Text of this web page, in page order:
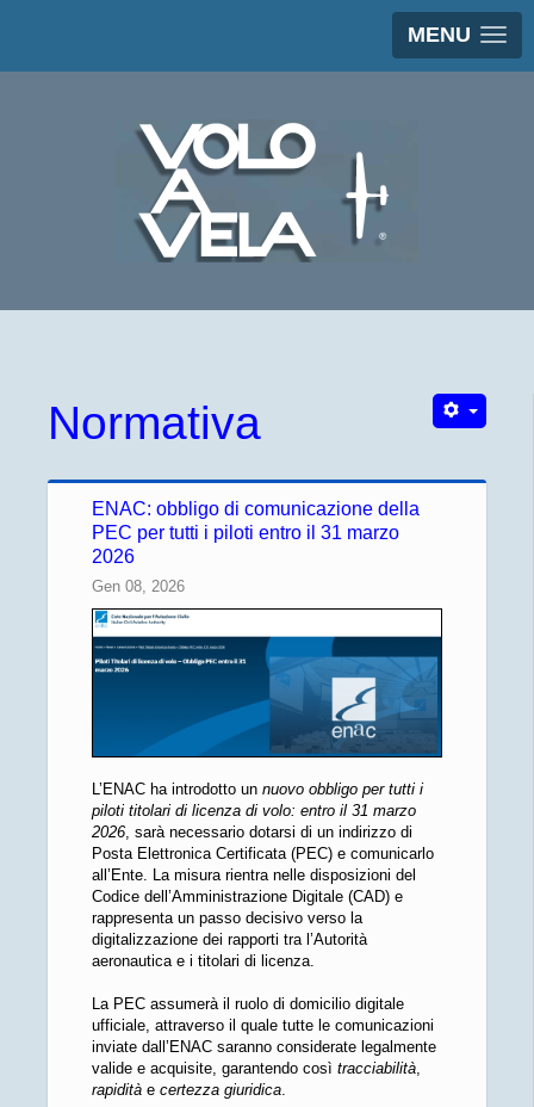
MENU
Normativa
ENAC: obbligo di comunicazione della
PEC per tutti i piloti entro il 31 marzo
2026
Gen 08, 2026
L’ENAC ha introdotto un nuovo obbligo per tutti i
piloti titolari di licenza di volo: entro il 31 marzo
2026, sarà necessario dotarsi di un indirizzo di
Posta Elettronica Certificata (PEC) e comunicarlo
all’Ente. La misura rientra nelle disposizioni del
Codice dell’Amministrazione Digitale (CAD) e
rappresenta un passo decisivo verso la
digitalizzazione dei rapporti tra l’Autorità
aeronautica e i titolari di licenza.
La PEC assumerà il ruolo di domicilio digitale
ufficiale, attraverso il quale tutte le comunicazioni
inviate dall’ENAC saranno considerate legalmente
valide e acquisite, garantendo così tracciabilità,
rapiditàe certezza giuridica.